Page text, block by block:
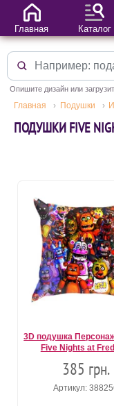
Опишите дизайн или
Главная Подушки
ПОДУШКИ FIVE
3D подушка
Five Nights at
385 грн.
Артикул:
Главная Каталог